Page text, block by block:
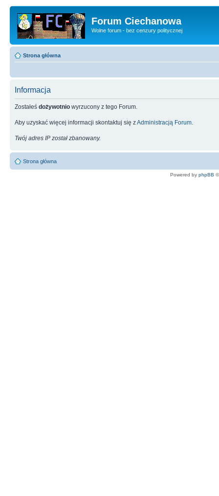
Forum Ciechanowa
Wolne forum - bez cenzury politycznej
Strona główna
Informacja
Zostałeś dożywotnio wyrzucony z tego Forum.
Aby uzyskać więcej informacji skontaktuj się zAdministracją Forum
Twój adres IP został zbanowany.
Strona główna
Powered by phpBB